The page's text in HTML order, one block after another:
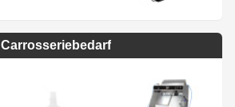
Carrosseriebedarf